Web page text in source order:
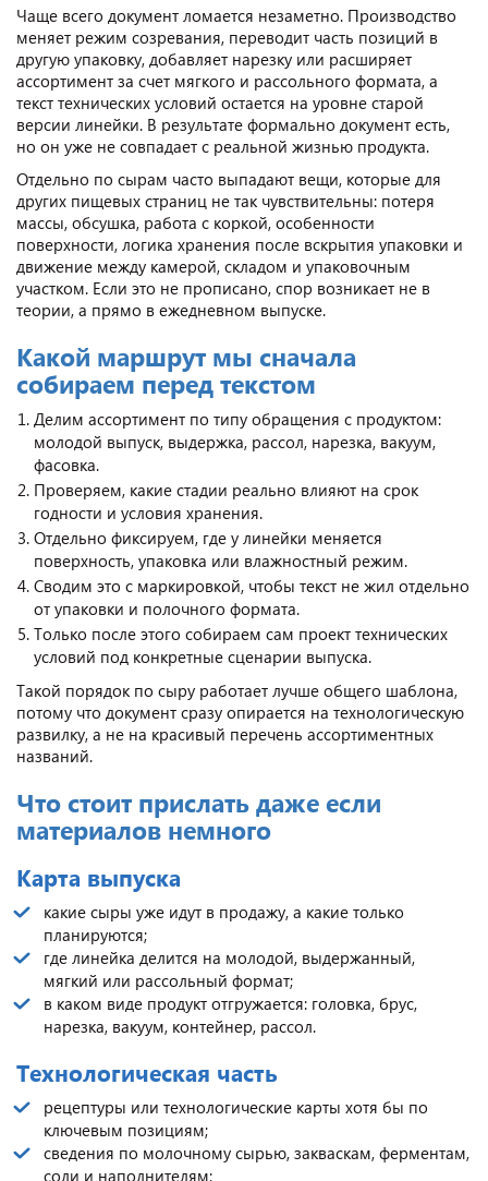
Чаще всего документ ломается незаметно. Производство
меняет режим созревания, переводит часть позиций в
другую упаковку, добавляет нарезку или расширяет
ассортимент за счет мягкого и рассольного формата, а
текст технических условий остается на уровне старой
версии линейки. В результате формально документ есть,
но он уже не совпадает с реальной жизнью продукта.
Отдельно по сырам часто выпадают вещи, которые для
других пищевых страниц не так чувствительны: потеря
массы, обсушка, работа с коркой, особенности
поверхности, логика хранения после вскрытия упаковки и
движение между камерой, складом и упаковочным
участком. Если это не прописано, спор возникает не в
теории, а прямо в ежедневном выпуске.
Какой маршрут мы сначала
собираем перед текстом
Делим ассортимент по типу обращения с продуктом:
молодой выпуск, выдержка, рассол, нарезка, вакуум,
фасовка.
Проверяем, какие стадии реально влияют на срок
годности и условия хранения.
Отдельно фиксируем, где у линейки меняется
поверхность, упаковка или влажностный режим.
Сводим это с маркировкой, чтобы текст не жил отдельно
от упаковки и полочного формата.
Только после этого собираем сам проект технических
условий под конкретные сценарии выпуска.
Такой порядок по сыру работает лучше общего шаблона,
потому что документ сразу опирается на технологическую
развилку, а не на красивый перечень ассортиментных
названий.
Что стоит прислать даже если
материалов немного
Карта выпуска
какие сыры уже идут в продажу, а какие только
планируются;
где линейка делится на молодой, выдержанный,
мягкий или рассольный формат;
в каком виде продукт отгружается: головка, брус,
нарезка, вакуум, контейнер, рассол.
Технологическая часть
рецептуры или технологические карты хотя бы по
ключевым позициям;
сведения по молочному сырью, закваскам, ферментам,
соли и наполнителям;